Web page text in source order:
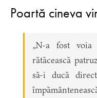
Poartă cineva
„N-a fost
rătăcească
să-i ducă